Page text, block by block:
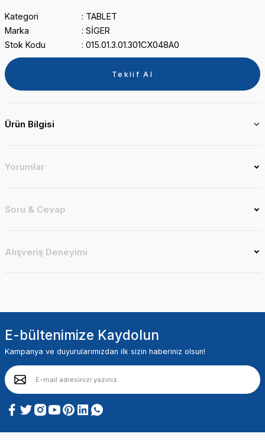
Kategori
TABLET
Marka
SİGER
Stok Kodu
015.01.3.01.301CX048A0
Teklif Al
Ürün Bilgisi
Yorumlar
Soru & Cevap
Alışveriş Deneyimi
E-bültenimize Kaydolun
Kampanya ve duyurularımızdan ilk sizin haberiniz olsun!